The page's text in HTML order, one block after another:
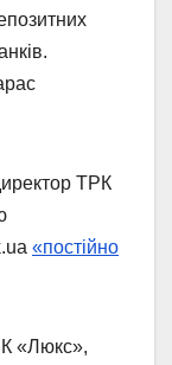
ТРК
«постійно
«Люкс»,